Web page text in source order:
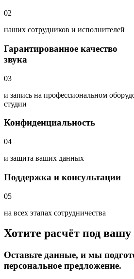
02
наших сотрудников и исполнителей
Гарантированное качество
звука
03
и запись на профессиональном
студии
Конфиденциальность
04
и защита ваших данных
Поддержка и консультации
05
на всех этапах сотрудничества
Хотите расчёт под вашу
Оставьте данные, и мы
персональное предложение.